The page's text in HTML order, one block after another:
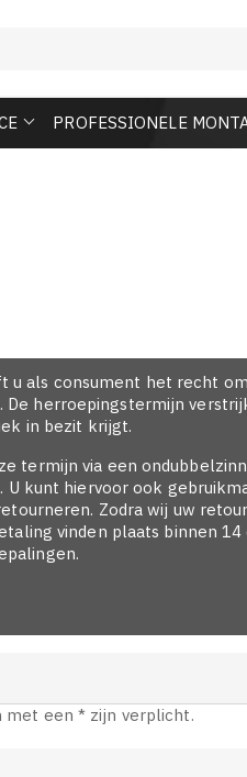
PROFESSIONELE
als consument het recht
herroepingstermijn
in bezit krijgt.
termijn via een
kunt hiervoor ook
Zodra wij uw
vinden plaats binnen 14
met een * zijn verplicht.